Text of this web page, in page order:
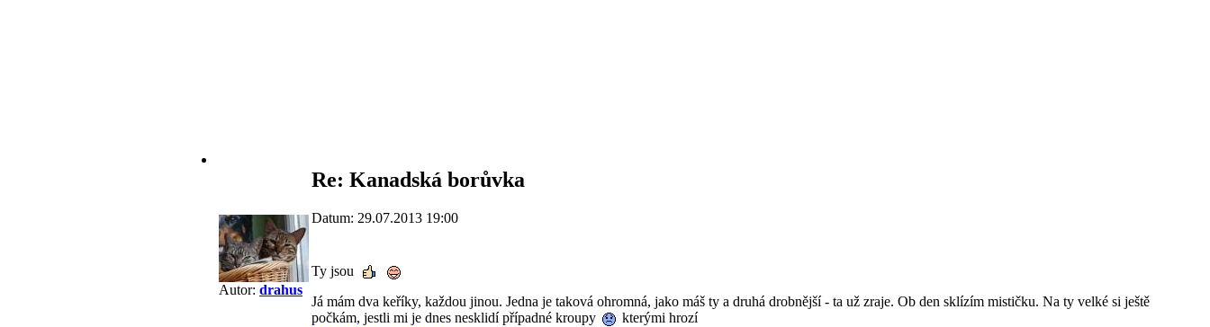
Autor: drahus
Re: Kanadská borůvka
Datum: 29.07.2013 19:00
Ty jsou
Já mám dva keříky, každou jinou. Jedna je taková ohromná, jako máš ty a druhá drobnější - ta už zraje. Ob den sklízím mističku. Na ty velké si ještě
počkám, jestli mi je dnes nesklidí případné kroupy
kterými hrozí